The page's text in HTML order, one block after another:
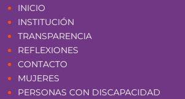
INICIO
INSTITUCIÓN
TRANSPARENCIA
REFLEXIONES
CONTACTO
MUJERES
PERSONAS CON DISCAPACIDAD